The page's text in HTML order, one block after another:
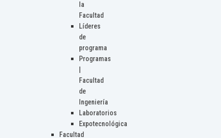
la
Facultad
Líderes
de
programa
Programas
Facultad
de
Ingeniería
Laboratorios
Expotecnológica
Facultad